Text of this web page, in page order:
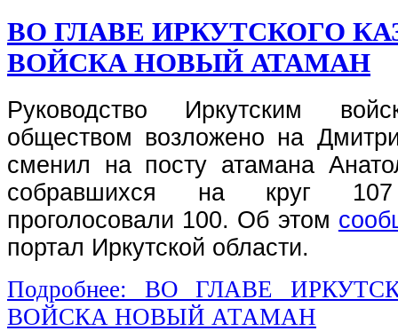
ВО ГЛАВЕ ИРКУТСКОГО
ВОЙСКА НОВЫЙ АТАМАН
Руководство Иркутским
обществом возложено на
сменил на посту атамана
собравшихся на круг
проголосовали 100. Об этом
портал Иркутской области.
Подробнее: ВО ГЛАВЕ
ВОЙСКА НОВЫЙ АТАМАН